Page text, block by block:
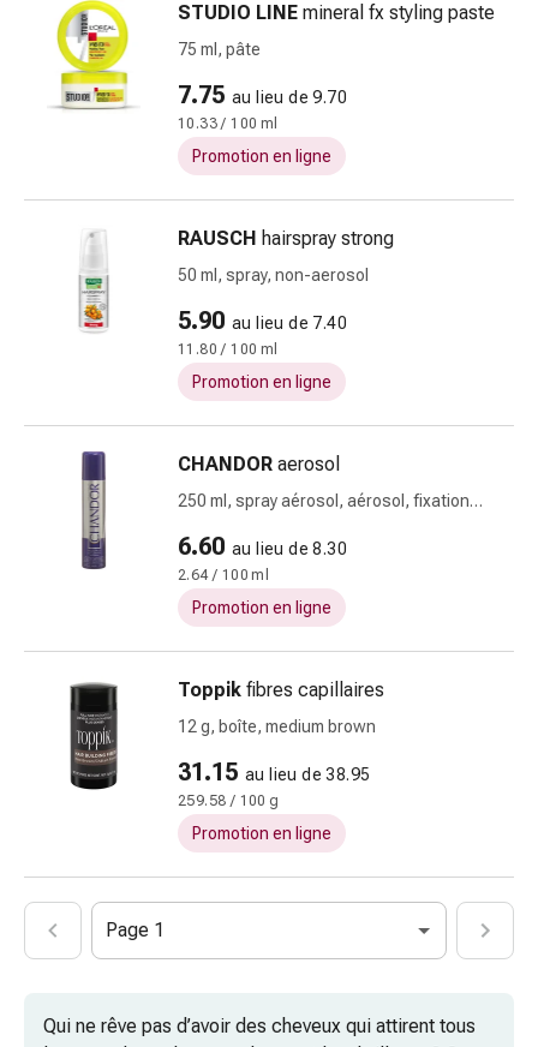
Phytothérapie
Schüssler
Produits
spagyriques
Médicaments
anthroposophiques
vessie
et
prostate
Troubles
urinaires
Prostate
Troubles
vésicaux
Douleurs
Maux
migraine
Antidouleurs
Douleurs
musculaires
articulaires
douleur
STUDIO LINE mineral fx styling paste
75 ml, pâte
7.75 au lieu de 9.70
10.33 / 100 ml
Promotion en ligne
RAUSCH hairspray strong
50 ml, spray, non-aerosol
5.90 au lieu de 7.40
11.80 / 100 ml
Promotion en ligne
CHANDOR aerosol
250 ml, spray aérosol, aérosol, fixation
6.60 au lieu de 8.30
2.64 / 100 ml
Promotion en ligne
Toppik fibres capillaires
12 g, boîte, medium brown
31.15 au lieu de 38.95
259.58 / 100 g
Promotion en ligne
Page 1
Qui ne rêve pas d’avoir des cheveux qui attirent tous